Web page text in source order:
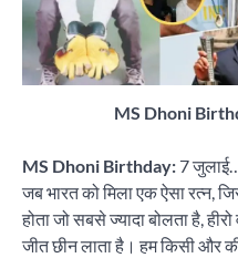
MS Dhoni
MS Dhoni Birthday: 7
जब भारत को मिला एक ऐसा रत्न,
होता जो सबसे ज्यादा बोलता है,
जीत छीन लाता है। हम किसी और